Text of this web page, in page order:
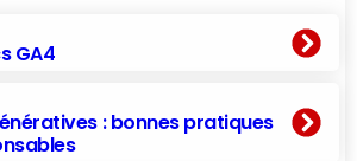
GA4
: bonnes pratiques